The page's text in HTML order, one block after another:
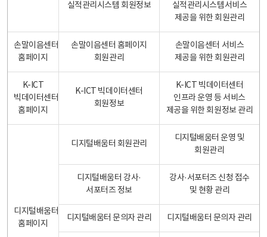
실적관리시스템 회원정보
실적관리시스템서비스
제공을 위한 회원관리
손말이음센터
홈페이지
손말이음센터 홈페이지
회원관리
손말이음센터 서비스
제공을 위한 회원관리
K-ICT
빅데이터센터
홈페이지
K-ICT 빅데이터센터
회원정보
K-ICT 빅데이터센터
인프라 운영 등 서비스
제공을 위한 회원정보 관리
디지털배움터
홈페이지
디지털배움터 회원관리
디지털배움터 운영 및
회원관리
디지털배움터 강사·
서포터즈 정보
강사·서포터즈 신청 접수
및 현황 관리
디지털배움터 문의자 관리 디지털배움터 문의자 관리